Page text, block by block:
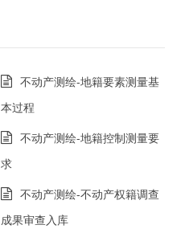
不动产测绘-地籍要素测量基
本过程
不动产测绘-地籍控制测量要
求
不动产测绘-不动产权籍调查
成果审查入库